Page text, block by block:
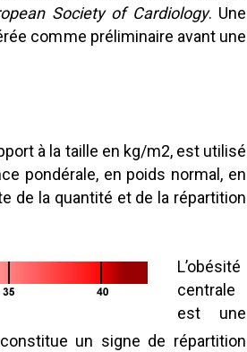
Society of Cardiology. Une
comme préliminaire avant une
à la taille en kg/m2, est utilisé
pondérale, en poids normal, en
de la quantité et de la répartition
L’obésité
centrale
est une
un signe de répartition